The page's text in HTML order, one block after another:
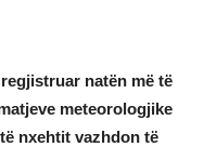
natën më të
meteorologjike
nxehtit vazhdon të